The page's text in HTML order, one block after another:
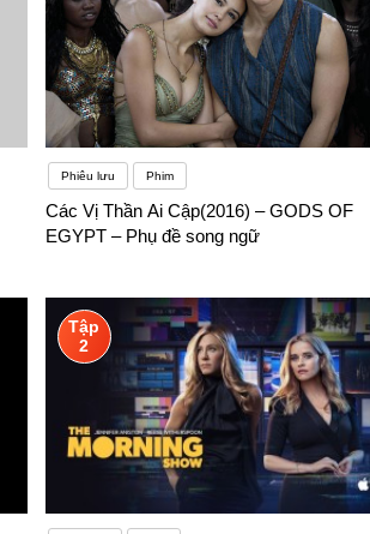
Phiêu lưu Phim
Các Vị Thần Ai Cập(2016) – GODS OF
EGYPT – Phụ đề song ngữ
Tập
2